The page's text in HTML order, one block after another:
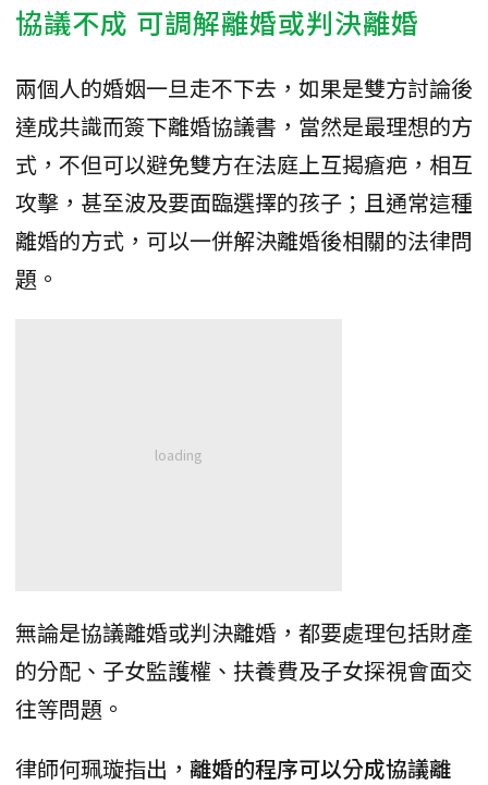
協議不成 可調解離婚或判決離婚
兩個人的婚姻一旦走不下去，如果是雙方討論後
達成共識而簽下離婚協議書，當然是最理想的方
式，不但可以避免雙方在法庭上互揭瘡疤，相互
攻擊，甚至波及要面臨選擇的孩子；且通常這種
離婚的方式，可以一併解決離婚後相關的法律問
題。
無論是協議離婚或判決離婚，都要處理包括財產
的分配、子女監護權、扶養費及子女探視會面交
往等問題。
律師何珮璇指出， 離婚的程序可以分成協議離